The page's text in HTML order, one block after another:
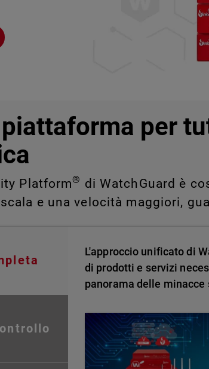
alla luce rischi legati a Shadow AI
o gestire manualmente su
per
Platform® di WatchGuard è
e una velocità maggiori,
L'approccio unificato di
di prodotti e servizi
panorama delle